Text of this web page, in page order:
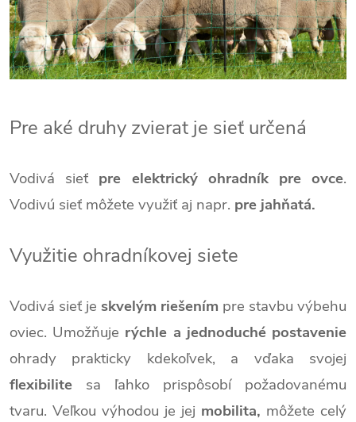
Pre aké druhy zvierat je sieť určená
Vodivá sieť pre elektrický ohradník pre ovce.
Vodivú sieť môžete využiť aj napr. pre jahňatá.
Využitie ohradníkovej siete
Vodivá sieť je skvelým riešením pre stavbu výbehu
oviec. Umožňuje rýchle a jednoduché postavenie
ohrady prakticky kdekoľvek, a vďaka svojej
flexibilite sa ľahko prispôsobí požadovanému
tvaru. Veľkou výhodou je jej mobilita, môžete celý